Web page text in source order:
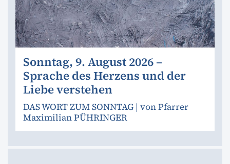
Sonntag, 9. August 2026 –
Sprache des Herzens und der
Liebe verstehen
DAS WORT ZUM SONNTAG | von Pfarrer
Maximilian PÜHRINGER